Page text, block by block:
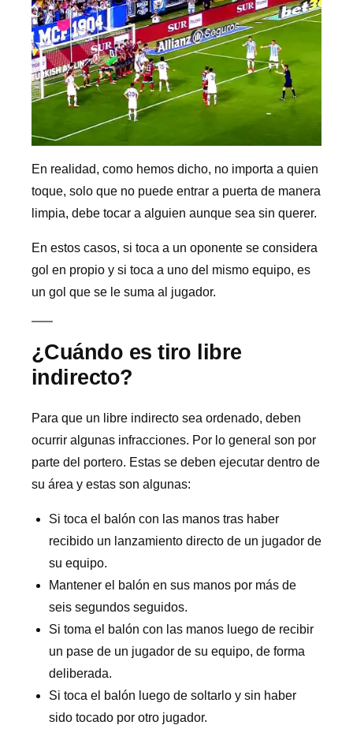
En realidad, como hemos dicho, no importa a quien
toque, solo que no puede entrar a puerta de manera
limpia, debe tocar a alguien aunque sea sin querer.
En estos casos, si toca a un oponente se considera
gol en propio y si toca a uno del mismo equipo, es
un gol que se le suma al jugador.
¿Cuándo es tiro libre
indirecto?
Para que un libre indirecto sea ordenado, deben
ocurrir algunas infracciones. Por lo general son por
parte del portero. Estas se deben ejecutar dentro de
su área y estas son algunas:
Si toca el balón con las manos tras haber
recibido un lanzamiento directo de un jugador de
su equipo.
Mantener el balón en sus manos por más de
seis segundos seguidos.
Si toma el balón con las manos luego de recibir
un pase de un jugador de su equipo, de forma
deliberada.
Si toca el balón luego de soltarlo y sin haber
sido tocado por otro jugador.